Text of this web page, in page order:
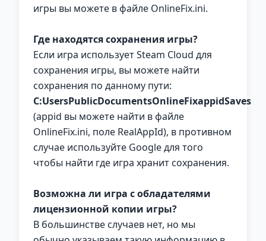
игры вы можете в файле OnlineFix.ini.
Где находятся сохранения игры?
Если игра использует Steam Cloud для
сохранения игры, вы можете найти
сохранения по данному пути:
C:UsersPublicDocumentsOnlineFixappidSaves
(appid вы можете найти в файле
OnlineFix.ini, поле RealAppId), в противном
случае используйте Google для того
чтобы найти где игра хранит сохранения.
Возможна ли игра с обладателями
лицензионной копии игры?
В большинстве случаев нет, но мы